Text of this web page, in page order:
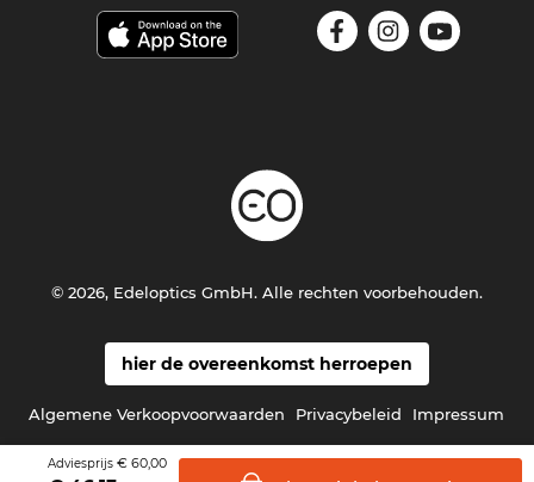
Adviesprijs € 60,00
hier de overeenkomst herroepen
Algemene Verkoopvoorwaarden Privacybeleid Impressum
© 2026, Edeloptics GmbH. Alle rechten voorbehouden.